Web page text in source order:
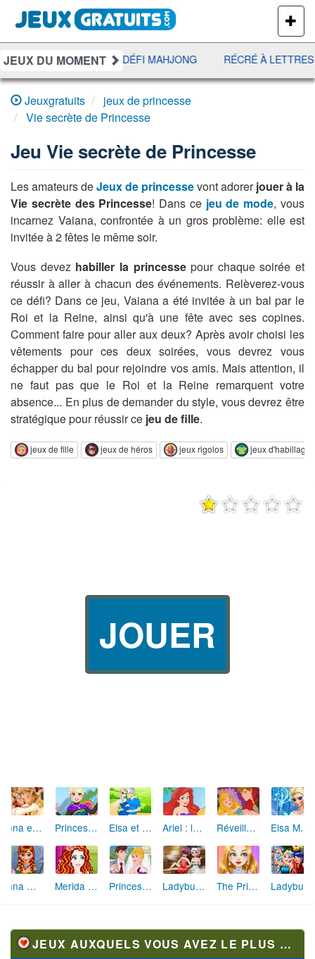
PLUS
DE
JEUX
JEUX DU MOMENT
UNO DISCO DÉFI MAHJONG RÉCRÉ À LETTRES
Jeuxgratuits
jeux de princesse
Vie secrète de Princesse
Jeu Vie secrète de Princesse
Les amateurs deJeux de princessevont adorerjouer à la
Vie secrète des Princesse! Dans ce jeu de mode, vous
incarnez Vaiana, confrontée à un gros problème: elle est
invitée à 2 fêtes le même soir.
Vous devez habiller la princessepour chaque soirée et
réussir à aller à chacun des événements. Relèverez-vous
ce défi? Dans ce jeu, Vaiana a été invitée à un bal par le
Roi et la Reine, ainsi qu'à une fête avec ses copines.
Comment faire pour aller aux deux? Après avoir choisi les
vêtements pour ces deux soirées, vous devrez vous
échapper du bal pour rejoindre vos amis. Mais attention, il
ne faut pas que le Roi et la Reine remarquent votre
absence... En plus de demander du style, vous devrez être
stratégique pour réussir ce jeu de fille.
jeux de fille jeux de héros jeux rigolos jeux d'habillage
JOUER
Anna et Kristoff Baiser de Mariage Princesses Disney Maquillage Elsa et Jack deviennent parents Ariel : la malédiction zombie Réveillez la Belle au Bois Dormant Elsa Makeover
Anna Makeover Merida Facial Makeover Princess College Campus Wedding Ladybug Sauna Realife The Princess Sent To Future
JEUX AUXQUELS VOUS AVEZ LE PLUS JOUÉ